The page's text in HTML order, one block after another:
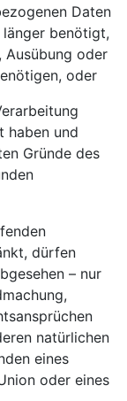
Daten
benötigt,
Ausübung oder
oder
haben und
Gründe des
dürfen
– nur
natürlichen
eines
oder eines